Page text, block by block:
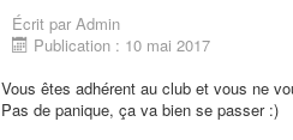
Écrit parAdmin
Publication : 10 mai 2017
Vous êtes adhérent au club et vous ne
Pas de panique, ça va bien se passer :)